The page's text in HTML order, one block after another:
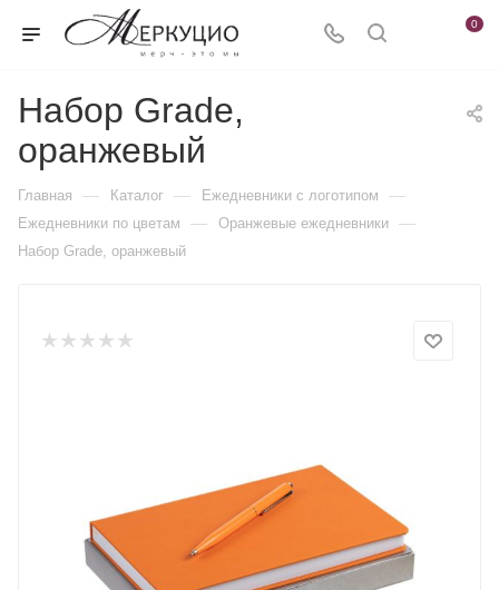
0
Набор Grade,
оранжевый
Главная — Каталог — Ежедневники c логотипом —
Ежедневники по цветам — Оранжевые ежедневники —
Набор Grade, оранжевый